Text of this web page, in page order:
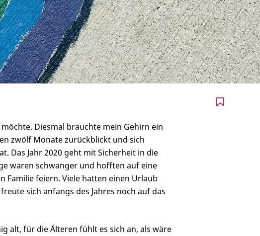
Diesmal brauchte mein Gehirn ein
zwölf Monate zurückblickt und sich
Das Jahr 2020 geht mit Sicherheit in die
waren schwanger und hofften auf eine
feiern. Viele hatten einen Urlaub
sich anfangs des Jahres noch auf das
alt, für die Älteren fühlt es sich an, als wäre